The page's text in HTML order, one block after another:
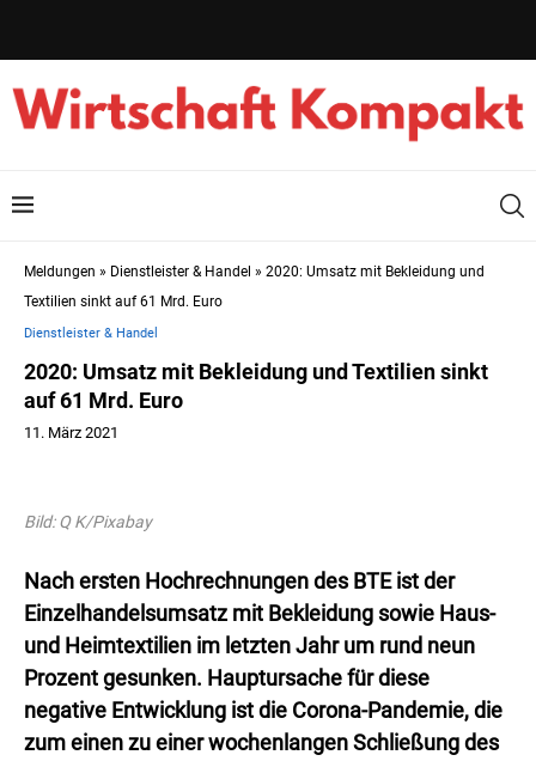
Meldungen » Dienstleister & Handel » 2020: Umsatz mit Bekleidung und
Textilien sinkt auf 61 Mrd. Euro
Dienstleister & Handel
2020: Umsatz mit Bekleidung und Textilien sinkt
auf 61 Mrd. Euro
11. März 2021
Bild: Q K/Pixabay
Nach ersten Hochrechnungen des BTE ist der
Einzelhandelsumsatz mit Bekleidung sowie Haus-
und Heimtextilien im letzten Jahr um rund neun
Prozent gesunken. Hauptursache für diese
negative Entwicklung ist die Corona-Pandemie, die
zum einen zu einer wochenlangen Schließung des